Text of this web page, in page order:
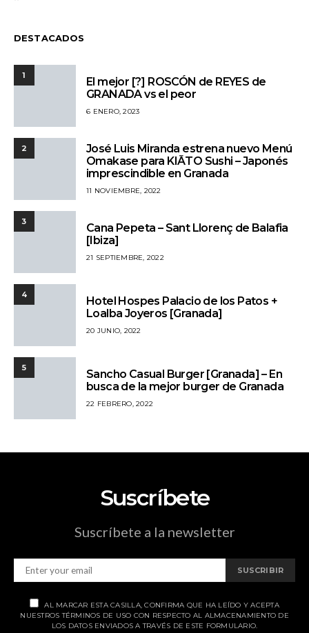
DESTACADOS
1
El mejor [?] ROSCÓN de REYES de
GRANADA vs el peor
6 ENERO, 2023
2
José Luis Miranda estrena nuevo Menú
Omakase para KIĀTO Sushi – Japonés
imprescindible en Granada
11 NOVIEMBRE, 2022
3
Cana Pepeta – Sant Llorenç de Balafia
[Ibiza]
21 SEPTIEMBRE, 2022
4
Hotel Hospes Palacio de los Patos +
Loalba Joyeros [Granada]
20 JUNIO, 2022
5
Sancho Casual Burger [Granada] – En
busca de la mejor burger de Granada
22 FEBRERO, 2022
Suscríbete
Suscríbete a la newsletter
SUSCRIBIR
AL MARCAR ESTA CASILLA, CONFIRMA QUE HA LEÍDO Y ACEPTA
NUESTROS TÉRMINOS DE USO CON RESPECTO AL ALMACENAMIENTO DE
LOS DATOS ENVIADOS A TRAVÉS DE ESTE FORMULARIO.